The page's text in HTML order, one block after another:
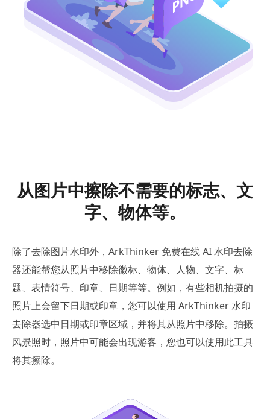
从图片中擦除不需要的标志、文
字、物体等。
除了去除图片水印外，ArkThinker 免费在线 AI 水印去除
器还能帮您从照片中移除徽标、物体、人物、文字、标
题、表情符号、印章、日期等等。例如，有些相机拍摄的
照片上会留下日期或印章，您可以使用 ArkThinker 水印
去除器选中日期或印章区域，并将其从照片中移除。拍摄
风景照时，照片中可能会出现游客，您也可以使用此工具
将其擦除。